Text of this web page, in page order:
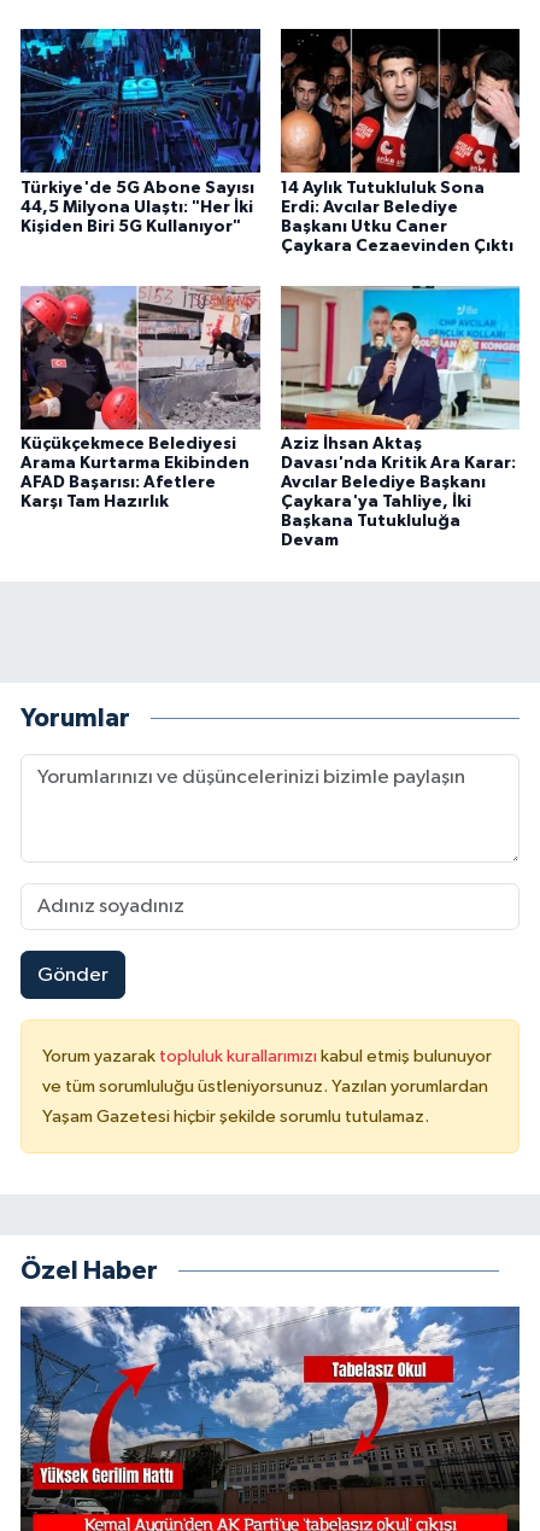
Türkiye'de 5G Abone Sayısı
44,5 Milyona Ulaştı: "Her İki
Kişiden Biri 5G Kullanıyor"
14 Aylık Tutukluluk Sona
Erdi: Avcılar Belediye
Başkanı Utku Caner
Çaykara Cezaevinden Çıktı
Küçükçekmece Belediyesi
Arama Kurtarma Ekibinden
AFAD Başarısı: Afetlere
Karşı Tam Hazırlık
Aziz İhsan Aktaş
Davası'nda Kritik Ara Karar:
Avcılar Belediye Başkanı
Çaykara'ya Tahliye, İki
Başkana Tutukluluğa
Devam
Yorumlar
Gönder
Yorum yazarak topluluk kurallarımızı kabul etmiş bulunuyor
ve tüm sorumluluğu üstleniyorsunuz. Yazılan yorumlardan
Yaşam Gazetesi hiçbir şekilde sorumlu tutulamaz.
Özel Haber